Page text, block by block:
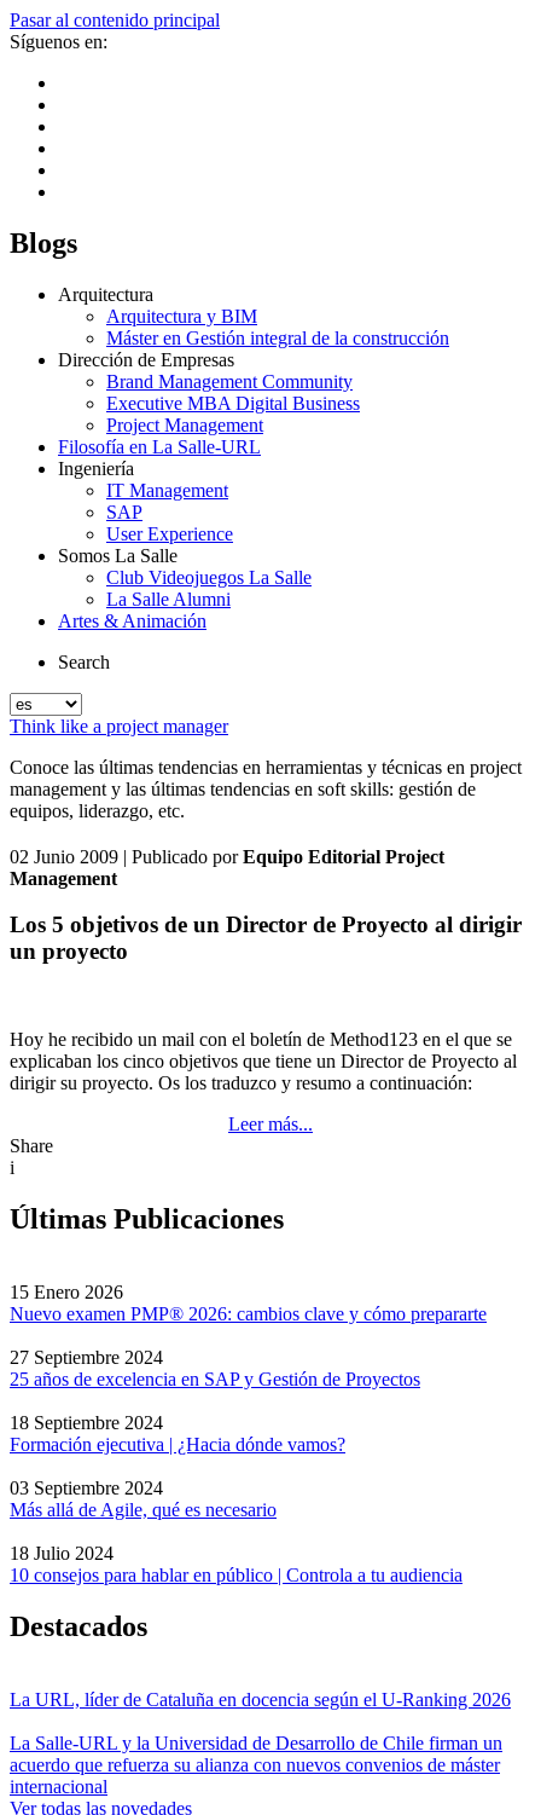
Pasar al contenido principal
Síguenos en:
Blogs
Arquitectura
Arquitectura y BIM
Máster en Gestión integral de la construcción
Dirección de Empresas
Brand Management Community
Executive MBA Digital Business
Project Management
Filosofía en La Salle-URL
Ingeniería
IT Management
SAP
User Experience
Somos La Salle
Club Videojuegos La Salle
La Salle Alumni
Artes & Animación
Search
Think like a project manager
Conoce las últimas tendencias en herramientas y técnicas en project
management y las últimas tendencias en soft skills: gestión de
equipos, liderazgo, etc.
02 Junio 2009 | Publicado porEquipo Editorial Project
Management
Los 5 objetivos de un Director de Proyecto al dirigir
un proyecto
Hoy he recibido un mail con el boletín de Method123 en el que se
explicaban los cinco objetivos que tiene un Director de Proyecto al
dirigir su proyecto. Os los traduzco y resumo a continuación:
Leer más...
Share
i
Últimas Publicaciones
15 Enero 2026
Nuevo examen PMP® 2026: cambios clave y cómo prepararte
27 Septiembre 2024
25 años de excelencia en SAP y Gestión de Proyectos
18 Septiembre 2024
Formación ejecutiva | ¿Hacia dónde vamos?
03 Septiembre 2024
Más allá de Agile, qué es necesario
18 Julio 2024
10 consejos para hablar en público | Controla a tu audiencia
Destacados
La URL, líder de Cataluña en docencia según el U-Ranking 2026
La Salle-URL y la Universidad de Desarrollo de Chile firman un
acuerdo que refuerza su alianza con nuevos convenios de máster
internacional
Ver todas las novedades